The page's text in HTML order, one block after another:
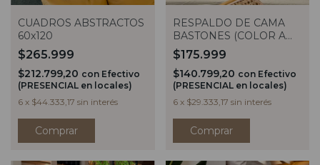
CUADROS ABSTRACTOS
60x120
$265.999
$212.799,20 con Efectivo
(PRESENCIAL en locales)
6 x $44.333,17 sin interés
Comprar
RESPALDO DE CAMA
BASTONES (COLOR A
ELECCION)
$175.999
$140.799,20 con Efectivo
(PRESENCIAL en locales)
6 x $29.333,17 sin interés
Comprar